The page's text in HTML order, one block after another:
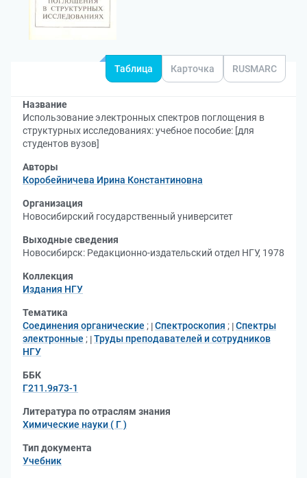
Таблица Карточка RUSMARC
Название
Использование электронных спектров поглощения в
структурных исследованиях: учебное пособие: [для
студентов вузов]
Авторы
Коробейничева Ирина Константиновна
Организация
Новосибирский государственный университет
Выходные сведения
Новосибирск: Редакционно-издательский отдел НГУ, 1978
Коллекция
Издания НГУ
Тематика
Соединения органические ; Спектроскопия ; Спектры
электронные ; Труды преподавателей и сотрудников
НГУ
ББК
Г211.9я73-1
Литература по отраслям знания
Химические науки ( Г )
Тип документа
Учебник